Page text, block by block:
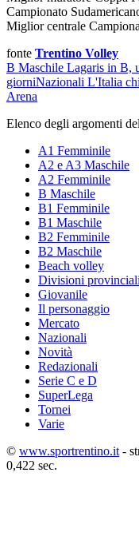
Campionato
Miglior centrale
fonte Trentino Volley
B Maschile Lagaris in B,
giorniNazionali L'Italia
Arena
Elenco degli argomenti
A1 Femminile
A2 e A3 Maschile
A2 Femminile
B Maschile
B1 Femminile
B1 Maschile
B2 Femminile
B2 Maschile
Beach volley
Divisioni
Giovanile
Il personaggio
Mercato
Nazionali
Novità
Redazionali
Serie C e D
SuperLega
Tornei
Varie
© www.sportrentino.it-
0,422 sec.